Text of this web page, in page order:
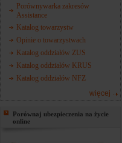
Porównywarka zakresów
Assistance
Katalog towarzystw
Opinie o towarzystwach
Katalog oddziałów ZUS
Katalog oddziałów KRUS
Katalog oddziałów NFZ
więcej
Porównaj ubezpieczenia na życie
online